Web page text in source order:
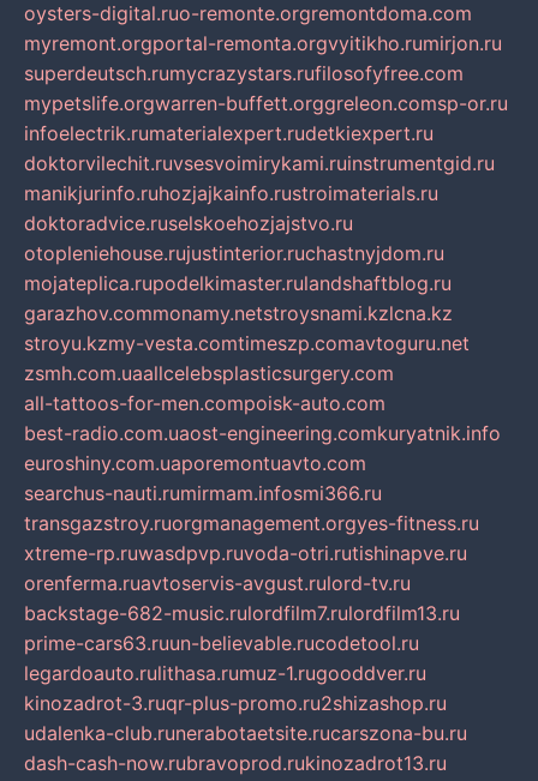
oysters-digital.ruo-remonte.orgremontdoma.com
myremont.orgportal-remonta.orgvyitikho.rumirjon.ru
superdeutsch.rumycrazystars.rufilosofyfree.com
mypetslife.orgwarren-buffett.orggreleon.comsp-or.ru
infoelectrik.rumaterialexpert.rudetkiexpert.ru
doktorvilechit.ruvsesvoimirykami.ruinstrumentgid.ru
manikjurinfo.ruhozjajkainfo.rustroimaterials.ru
doktoradvice.ruselskoehozjajstvo.ru
otopleniehouse.rujustinterior.ruchastnyjdom.ru
mojateplica.rupodelkimaster.rulandshaftblog.ru
garazhov.commonamy.netstroysnami.kzlcna.kz
stroyu.kzmy-vesta.comtimeszp.comavtoguru.net
zsmh.com.uaallcelebsplasticsurgery.com
all-tattoos-for-men.compoisk-auto.com
best-radio.com.uaost-engineering.comkuryatnik.info
euroshiny.com.uaporemontuavto.com
searchus-nauti.rumirmam.infosmi366.ru
transgazstroy.ruorgmanagement.orgyes-fitness.ru
xtreme-rp.ruwasdpvp.ruvoda-otri.rutishinapve.ru
orenferma.ruavtoservis-avgust.rulord-tv.ru
backstage-682-music.rulordfilm7.rulordfilm13.ru
prime-cars63.ruun-believable.rucodetool.ru
legardoauto.rulithasa.rumuz-1.rugooddver.ru
kinozadrot-3.ruqr-plus-promo.ru2shizashop.ru
udalenka-club.runerabotaetsite.rucarszona-bu.ru
dash-cash-now.rubravoprod.rukinozadrot13.ru